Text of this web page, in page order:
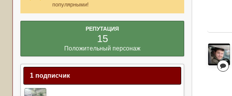
популярными!
РЕПУТАЦИЯ
15
Положительный персонаж
1 подписчик